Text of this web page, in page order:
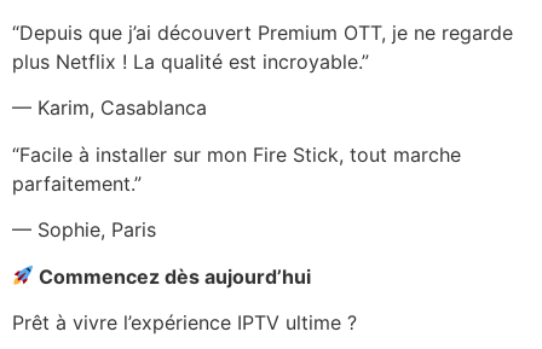
“Depuis que j’ai découvert Premium OTT, je ne regarde
plus Netflix ! La qualité est incroyable.”
— Karim, Casablanca
“Facile à installer sur mon Fire Stick, tout marche
parfaitement.”
— Sophie, Paris
Commencez dès aujourd’hui
Prêt à vivre l’expérience IPTV ultime ?